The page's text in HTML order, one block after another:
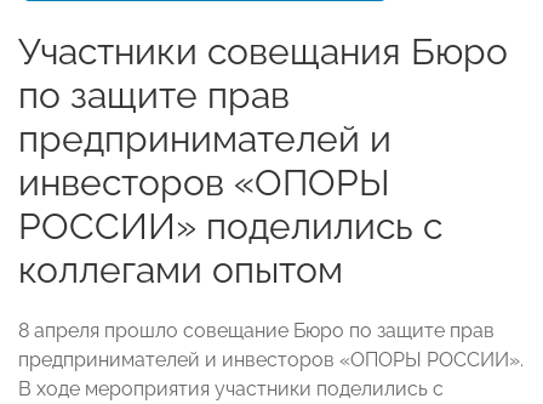
Участники совещания Бюро
по защите прав
предпринимателей и
инвесторов «ОПОРЫ
РОССИИ» поделились с
коллегами опытом
8 апреля прошло совещание Бюро по защите прав
предпринимателей и инвесторов «ОПОРЫ РОССИИ».
В ходе мероприятия участники поделились с